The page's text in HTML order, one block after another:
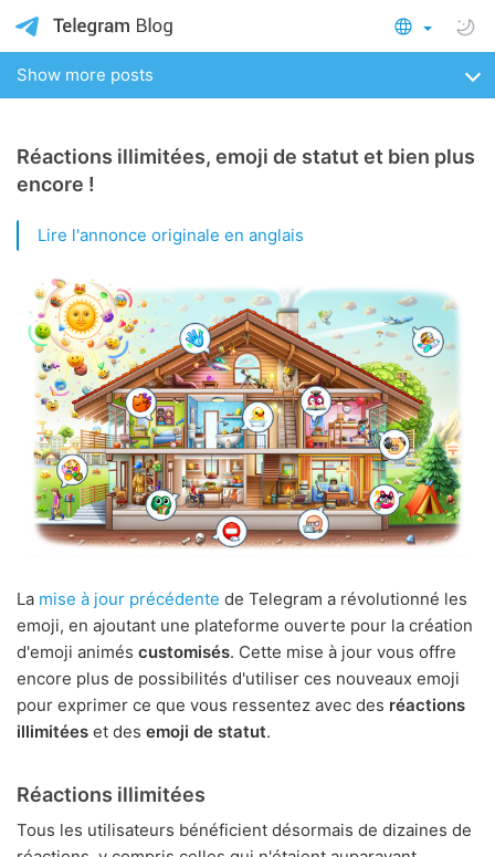
Show more posts
Réactions illimitées, emoji de statut et bien plus
encore !
Lire l'annonce originale en anglais
La mise à jour précédente de Telegram a révolutionné les
emoji, en ajoutant une plateforme ouverte pour la création
d'emoji animés customisés. Cette mise à jour vous offre
encore plus de possibilités d'utiliser ces nouveaux emoji
pour exprimer ce que vous ressentez avec des réactions
illimitées et des emoji de statut.
Réactions illimitées
Tous les utilisateurs bénéficient désormais de dizaines de